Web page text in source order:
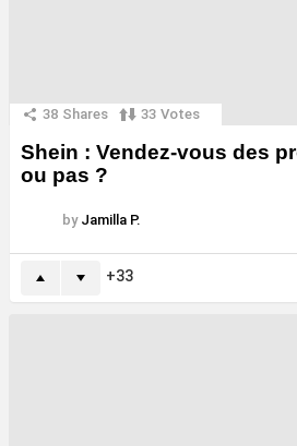
38 Shares 33 Votes
Shein : Vendez-vous des
ou pas ?
by Jamilla P.
33